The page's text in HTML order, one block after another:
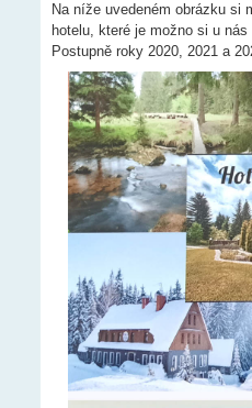
Na níže uvedeném obrázku si
hotelu, které je možno si u
Postupně roky 2020, 2021 a